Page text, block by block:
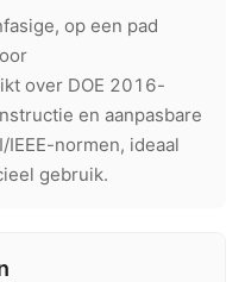
op een pad
over DOE 2016-
en aanpasbare
IEEE-normen, ideaal
gebruik.